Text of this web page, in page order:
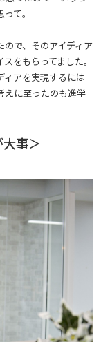
て。
で、そのアイディア
をもらってました。
ィアを実現するには
えに至ったのも進学
事＞